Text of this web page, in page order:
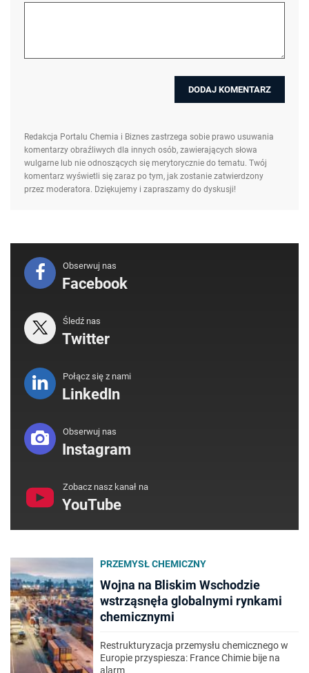
Redakcja Portalu Chemia i Biznes zastrzega sobie prawo usuwania
komentarzy obraźliwych dla innych osób, zawierających słowa
wulgarne lub nie odnoszących się merytorycznie do tematu. Twój
komentarz wyświetli się zaraz po tym, jak zostanie zatwierdzony
przez moderatora. Dziękujemy i zapraszamy do dyskusji!
Obserwuj nas
Facebook
Śledź nas
Twitter
Połącz się z nami
LinkedIn
Obserwuj nas
Instagram
Zobacz nasz kanał na
YouTube
PRZEMYSŁ CHEMICZNY
Wojna na Bliskim Wschodzie
wstrząsnęła globalnymi rynkami
chemicznymi
Restrukturyzacja przemysłu chemicznego w
Europie przyspiesza: France Chimie bije na
alarm